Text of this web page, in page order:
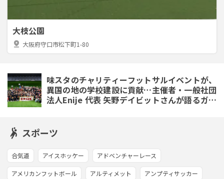
大枝公園
pin_drop 大阪府守口市松下町1-80
味スタのチャリティーフットサルイベントが、
異国の地の学校建設に貢献…主催者・一般社団
法人Enije 代表 矢野デイビットさんが語るガー
スポーツ
合気道 アイスホッケー アドベンチャーレース
アメリカンフットボール アルティメット アンプティサッカー